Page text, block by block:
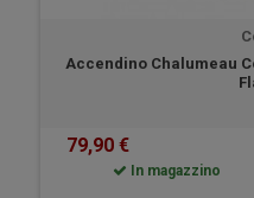
Accendino Chalumeau
79,90 €
In magazzino